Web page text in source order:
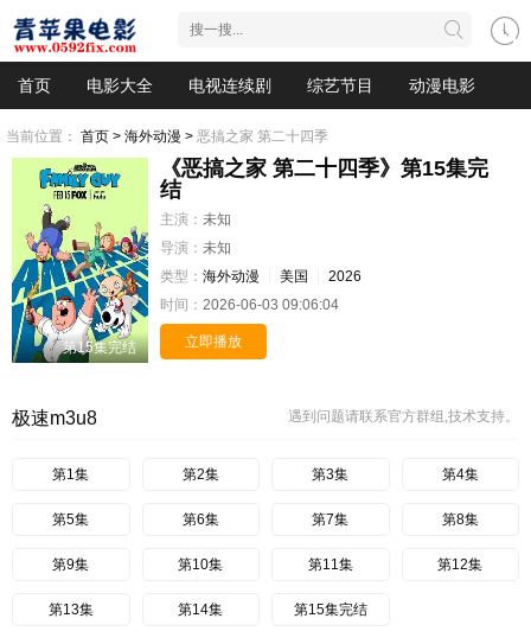
首页 电影大全 电视连续剧 综艺节目 动漫电影
当前位置： 首页 > 海外动漫 > 恶搞之家 第二十四季
第15集完结
《恶搞之家 第二十四季》第15集完
结
主演： 未知
导演： 未知
类型： 海外动漫 美国
2026
时间： 2026-06-03 09:06:04
立即播放
遇到问题请联系官方群组,技术支持。
极速m3u8
第1集 第2集 第3集 第4集
第5集 第6集 第7集 第8集
第9集 第10集 第11集 第12集
第13集 第14集 第15集完结